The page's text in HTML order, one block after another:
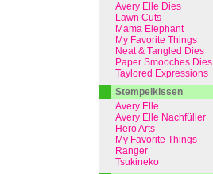
Avery Elle Dies
Lawn Cuts
Mama Elephant
My Favorite Things
Neat & Tangled Dies
Paper Smooches Dies
Taylored Expressions
Stempelkissen
Avery Elle
Avery Elle Nachfüller
Hero Arts
My Favorite Things
Ranger
Tsukineko